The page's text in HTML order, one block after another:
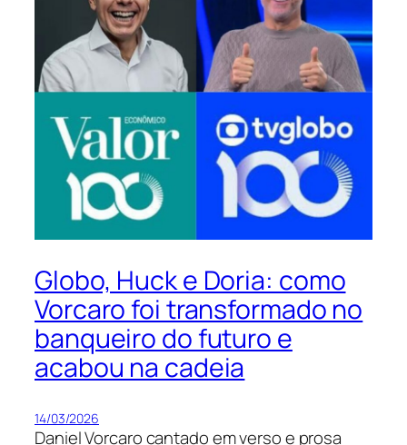
Globo, Huck e Doria: como
Vorcaro foi transformado no
banqueiro do futuro e
acabou na cadeia
14/03/2026
Daniel Vorcaro cantado em verso e prosa